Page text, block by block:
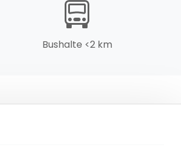
Bushalte <2 km